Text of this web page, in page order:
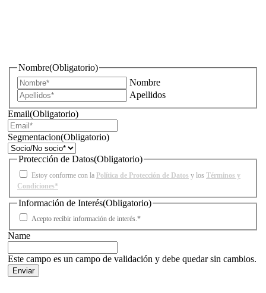
Nombre(Obligatorio)
Nombre
Apellidos
Email(Obligatorio)
Segmentacion(Obligatorio)
Protección de Datos(Obligatorio)
Estoy conforme con la Política de Protección de Datos y los Términos y
Condiciones*
Información de Interés(Obligatorio)
Acepto recibir información de interés.*
Name
Este campo es un campo de validación y debe quedar sin cambios.